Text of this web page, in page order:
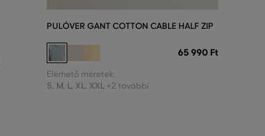
PULÓVER GANT COTTON CABLE HALF ZIP
65 990 Ft
Elérhető méretek:
S, M, L, XL, XXL +2 további